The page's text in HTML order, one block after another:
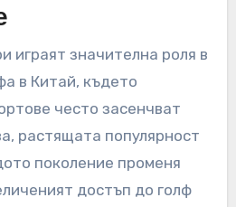
играят значителна роля в
в Китай, където
често засенчват
растящата популярност
поколение променя
достъп до голф